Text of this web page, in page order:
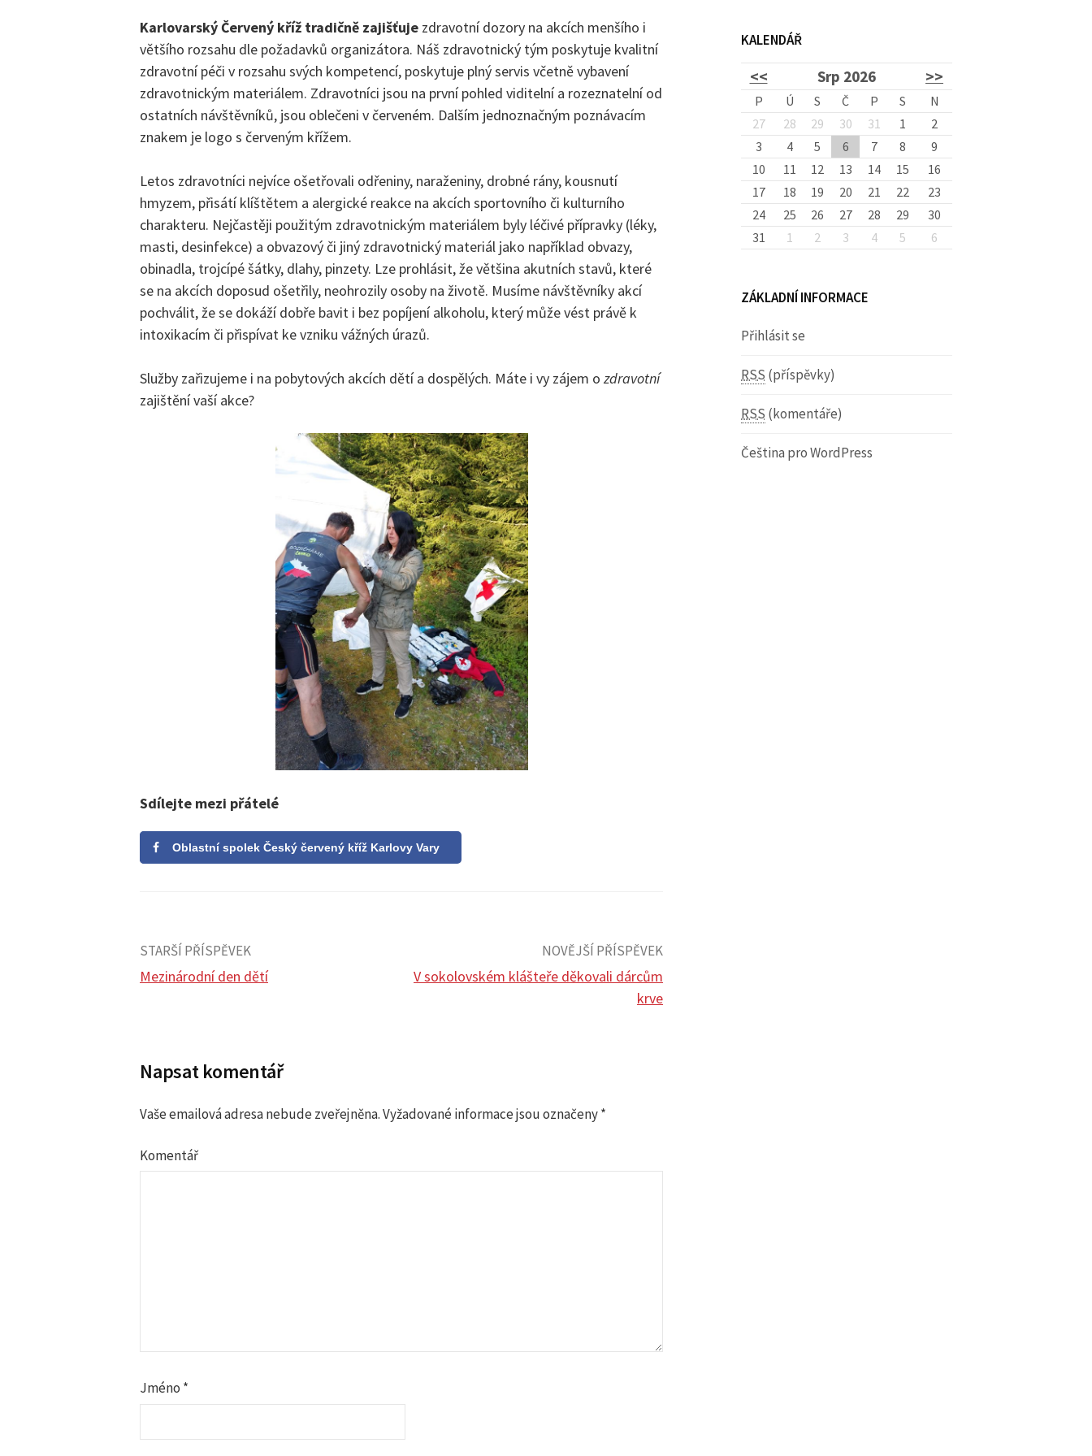
n
í
Karlovarský Červený kříž tradičně zajišťuje zdravotní dozory na akcích menšího i
většího rozsahu dle požadavků organizátora. Náš zdravotnický tým poskytuje kvalitní
zdravotní péči v rozsahu svých kompetencí, poskytuje plný servis včetně vybavení
zdravotnickým materiálem. Zdravotníci jsou na první pohled viditelní a rozeznatelní od
ostatních návštěvníků, jsou oblečeni v červeném. Dalším jednoznačným poznávacím
znakem je logo s červeným křížem.
Letos zdravotníci nejvíce ošetřovali odřeniny, naraženiny, drobné rány, kousnutí
hmyzem, přisátí klíštětem a alergické reakce na akcích sportovního či kulturního
charakteru. Nejčastěji použitým zdravotnickým materiálem byly léčivé přípravky (léky,
masti, desinfekce) a obvazový či jiný zdravotnický materiál jako například obvazy,
obinadla, trojcípé šátky, dlahy, pinzety. Lze prohlásit, že většina akutních stavů, které
se na akcích doposud ošetřily, neohrozily osoby na životě. Musíme návštěvníky akcí
pochválit, že se dokáží dobře bavit i bez popíjení alkoholu, který může vést právě k
intoxikacím či přispívat ke vzniku vážných úrazů.
Služby zařizujeme i na pobytových akcích dětí a dospělých. Máte i vy zájem o zdravotní
zajištění vaší akce?
Sdílejte mezi přátelé
Oblastní spolek Český červený kříž Karlovy Vary
a
v
i
g
p
r
STARŠÍ PŘÍSPĚVEK
Mezinárodní den dětí
NOVĚJŠÍ PŘÍSPĚVEK
V sokolovském klášteře děkovali dárcům
krve
Napsat komentář
Vaše emailová adresa nebude zveřejněna.Vyžadované informace jsou označeny*
Komentář
Jméno *
KALENDÁŘ
<< Srp 2026 >>
P Ú S Č P S
N
27
28 29 30 31 1
2
3
4 5 6 7 8
9
10
11 12 13 14 15
16
17
18 19 20 21 22
23
24
25 26 27 28 29
30
31
1 2 3 4 5 6
ZÁKLADNÍ INFORMACE
Přihlásit se
RSS (příspěvky)
RSS (komentáře)
Čeština pro WordPress